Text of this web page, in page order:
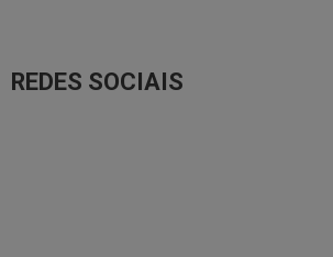
REDES SOCIAIS